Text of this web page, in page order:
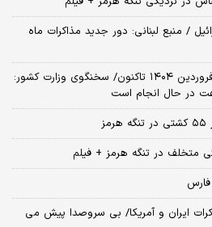
/ منبع لبنانی: دور جدید مذاکرات ماه
خروج ۲ میلیون اتباع افغان از فروردین ۱۴۰۴ تاکنون/ سخنگوی وزارت کشور:
در حال انجام است
در تنگه هرمز + فیلم
ایران و آمریکا/ بی سروصدا پیش می